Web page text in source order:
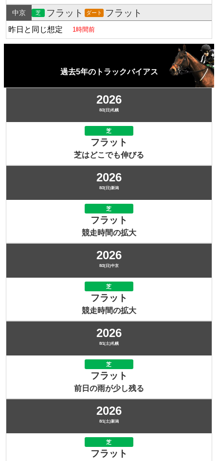
中京 芝 フラット ダート フラット
昨日と同じ想定 1時間前
過去5年のトラックバイアス
2026
8/2(日)札幌
芝
フラット
芝はどこでも伸びる
2026
8/2(日)新潟
芝
フラット
競走時間の拡大
2026
8/2(日)中京
芝
フラット
競走時間の拡大
2026
8/1(土)札幌
芝
フラット
前日の雨が少し残る
2026
8/1(土)新潟
芝
フラット